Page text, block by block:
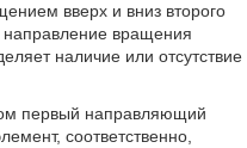
вверх и вниз второго
вращения
наличие или отсутствие
первый направляющий
соответственно,